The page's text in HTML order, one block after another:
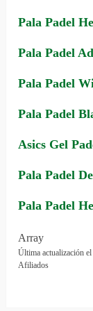
Pala Padel
Pala Padel
Pala Padel
Pala Padel
Asics Gel
Pala Padel
Pala Padel
Array
Última actualización
Afiliados